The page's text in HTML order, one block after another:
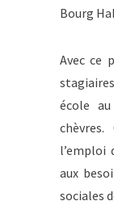
Bourg
Avec ce
école
l’emploi
aux
sociales